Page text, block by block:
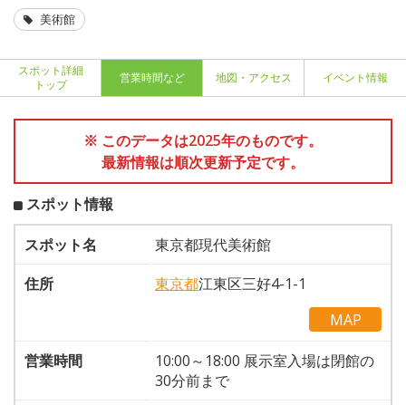
美術館
スポット詳細
トップ
営業時間など 地図・アクセス イベント情報
※ このデータは2025年のものです。
最新情報は順次更新予定です。
スポット情報
スポット名
東京都現代美術館
住所
東京都江東区三好4-1-1
MAP
営業時間
10:00～18:00 展示室入場は閉館の
30分前まで